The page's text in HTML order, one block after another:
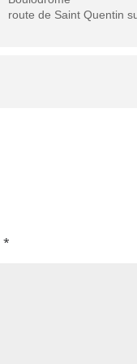
route de Saint Quentin
*